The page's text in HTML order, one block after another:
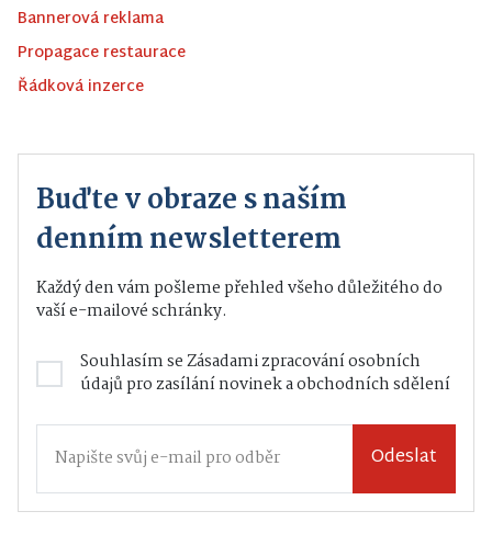
Bannerová reklama
Propagace restaurace
Řádková inzerce
Buďte v obraze s naším
denním newsletterem
Každý den vám pošleme přehled všeho důležitého do
vaší e-mailové schránky.
Souhlasím seZásadami zpracování osobních
údajůpro zasílání novinek a obchodních sdělení
Odeslat